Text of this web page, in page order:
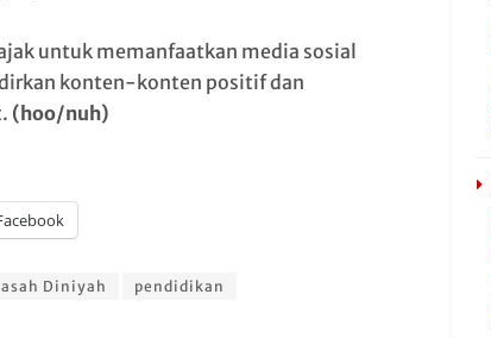
untuk memanfaatkan media sosial
konten-konten positif dan
(hoo/nuh)
Diniyah
pendidikan